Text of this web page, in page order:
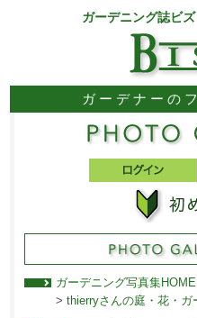
ガーデニング誌ビ
ガーデナーの
ガーデニング写真集HOME
> thierryさんの庭・花・ガ